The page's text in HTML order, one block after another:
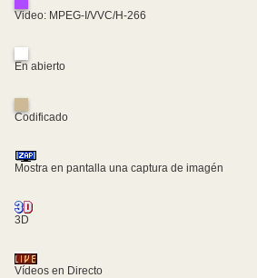
Video: MPEG-I/VVC/H-266
En abierto
Codificado
Mostra en pantalla una captura de imagén
3D
Vídeos en Directo